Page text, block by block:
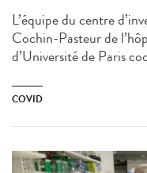
L’équipe du centre
Cochin-Pasteur de
d’Université de Paris
COVID